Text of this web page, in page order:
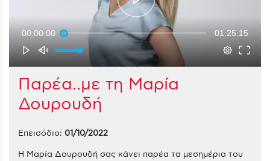
00:00:00 01:25:15
Παρέα..με τη Μαρία
Δουρουδή
Επεισόδιο: 01/10/2022
Η Μαρία Δουρουδή σας κάνει παρέα τα μεσημέρια του